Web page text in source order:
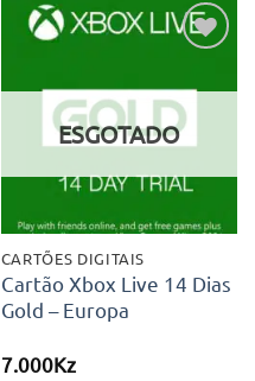
aos meus
desejos
ESGOTADO
CARTÕES DIGITAIS
Cartão Xbox Live 14 Dias
Gold – Europa
7.000Kz